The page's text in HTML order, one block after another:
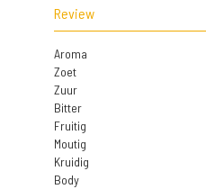
Review
Aroma
Zoet
Zuur
Bitter
Fruitig
Moutig
Kruidig
Body